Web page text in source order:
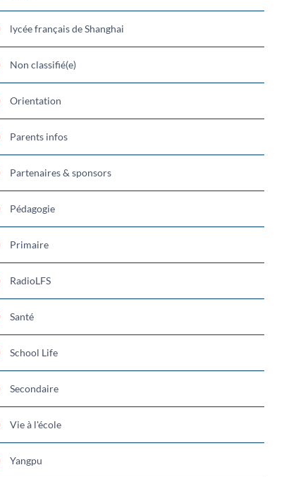
lycée français de Shanghai
Non classifié(e)
Orientation
Parents infos
Partenaires & sponsors
Pédagogie
Primaire
RadioLFS
Santé
School Life
Secondaire
Vie à l'école
Yangpu